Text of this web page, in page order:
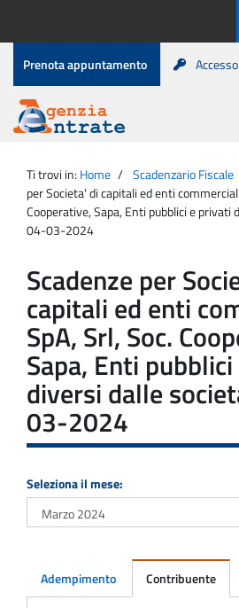
contenuto
Menu
di
servizio
Prenota appuntamento
Agenzia
Entrate
principale
Ti trovi in: Home Scadenzario Fiscale
per Societa' di capitali ed enti
Cooperative, Sapa, Enti pubblici e privati
04-03-2024
Scadenze per
capitali ed enti
SpA, Srl, Soc.
Sapa, Enti
diversi dalle
03-2024
Seleziona il mese:
Adempimento Contribuente